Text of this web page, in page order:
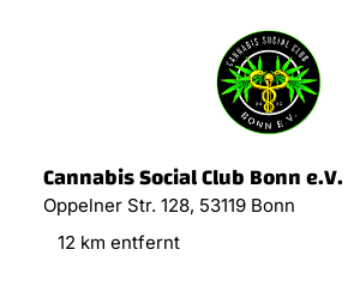
Cannabis Social Club Bonn e.V.
Oppelner Str. 128, 53119 Bonn
12 km entfernt